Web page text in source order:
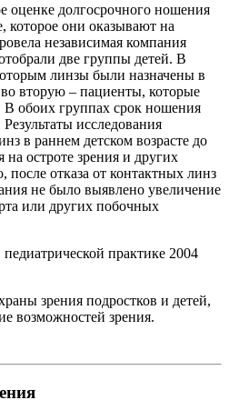
оценке долгосрочного ношения
которое они оказывают на
независимая компания
две группы детей. В
линзы были назначены в
во вторую – пациенты, которые
В обоих группах срок ношения
исследования
в раннем детском возрасте до
на остроте зрения и других
после отказа от контактных линз
не было выявлено увеличение
или других побочных
практике 2004
зрения подростков и детей,
возможностей зрения.